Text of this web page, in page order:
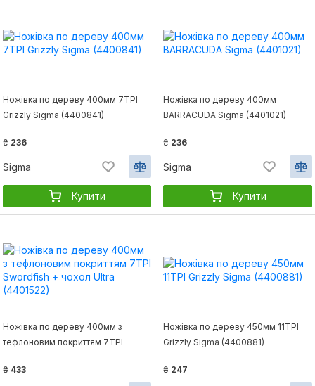
Ножівка по дереву 400мм 7TPI
Grizzly Sigma (4400841)
₴ 236
Sigma
Купити
Ножівка по дереву 400мм
BARRACUDA Sigma (4401021)
₴ 236
Sigma
Купити
Ножівка по дереву 400мм з
тефлоновим покриттям 7TPI
₴ 433
Ножівка по дереву 450мм 11TPI
Grizzly Sigma (4400881)
₴ 247